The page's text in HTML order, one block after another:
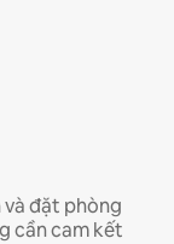
và đặt phòng
cần cam kết